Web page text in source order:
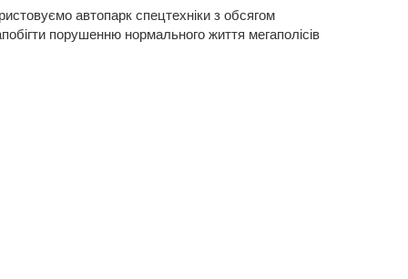
автопарк спецтехніки з обсягом
порушенню нормального життя мегаполісів